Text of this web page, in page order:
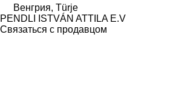
Венгрия, Türje
PENDLI ISTVÁN ATTILA E.V
Связаться с продавцом